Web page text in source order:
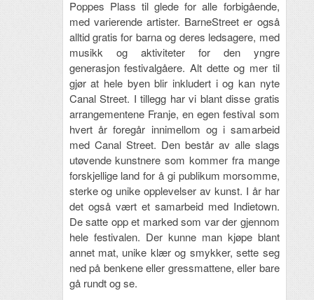
Poppes Plass til glede for alle forbigående,
med varierende artister. BarneStreet er også
alltid gratis for barna og deres ledsagere, med
musikk og aktiviteter for den yngre
generasjon festivalgåere. Alt dette og mer til
gjør at hele byen blir inkludert i og kan nyte
Canal Street. I tillegg har vi blant disse gratis
arrangementene Franje, en egen festival som
hvert år foregår innimellom og i samarbeid
med Canal Street. Den består av alle slags
utøvende kunstnere som kommer fra mange
forskjellige land for å gi publikum morsomme,
sterke og unike opplevelser av kunst. I år har
det også vært et samarbeid med Indietown.
De satte opp et marked som var der gjennom
hele festivalen. Der kunne man kjøpe blant
annet mat, unike klær og smykker, sette seg
ned på benkene eller gressmattene, eller bare
gå rundt og se.